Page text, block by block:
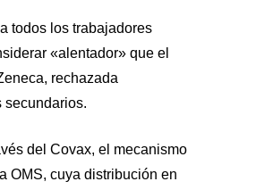
todos los trabajadores
«alentador» que el
rechazada
secundarios.
del Covax, el mecanismo
OMS, cuya distribución en